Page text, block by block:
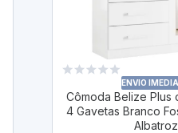
ENVIO
Cômoda Belize Plus
4 Gavetas Branco
Albatroz